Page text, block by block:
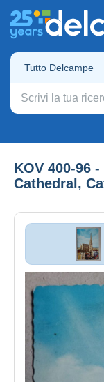
Tutto Delcampe
KOV 400-96
Cathedral,